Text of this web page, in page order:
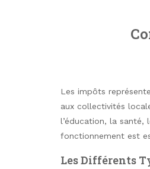
Les impôts
aux collectivités
l’éducation, la
fonctionnement est
Les Différents